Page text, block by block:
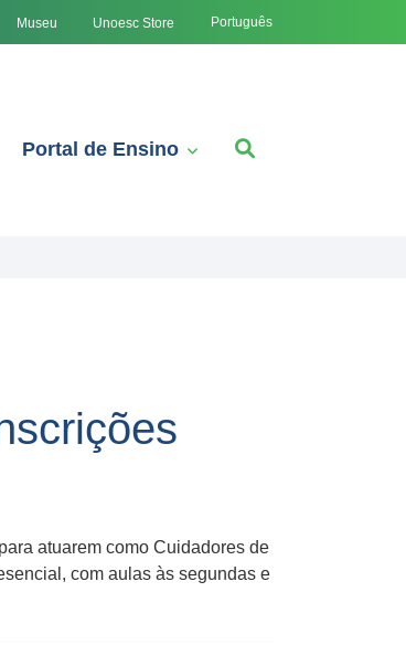
Museu Unoesc Store Português
Portal de Ensino
atuarem como Cuidadores de
com aulas ​à​s segundas e